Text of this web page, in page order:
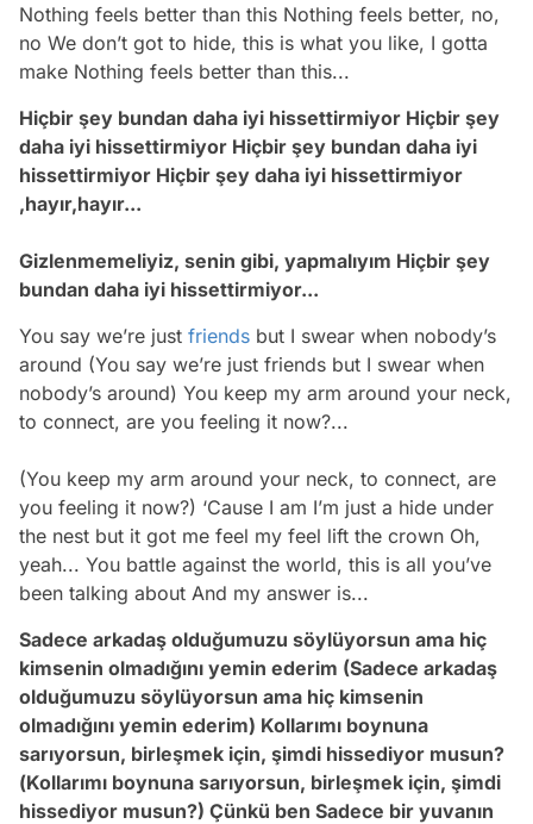
Nothing feels better than this Nothing feels better, no,
no We don’t got to hide, this is what you like, I gotta
make Nothing feels better than this...
Hiçbir şey bundan daha iyi hissettirmiyor Hiçbir şey
daha iyi hissettirmiyor Hiçbir şey bundan daha iyi
hissettirmiyor Hiçbir şey daha iyi hissettirmiyor
,hayır,hayır...
Gizlenmemeliyiz, senin gibi, yapmalıyım Hiçbir şey
bundan daha iyi hissettirmiyor...
You say we’re just friends but I swear when nobody’s
around (You say we’re just friends but I swear when
nobody’s around) You keep my arm around your neck,
to connect, are you feeling it now?...
(You keep my arm around your neck, to connect, are
you feeling it now?) ‘Cause I am I’m just a hide under
the nest but it got me feel my feel lift the crown Oh,
yeah... You battle against the world, this is all you’ve
been talking about And my answer is...
Sadece arkadaş olduğumuzu söylüyorsun ama hiç
kimsenin olmadığını yemin ederim (Sadece arkadaş
olduğumuzu söylüyorsun ama hiç kimsenin
olmadığını yemin ederim) Kollarımı boynuna
sarıyorsun, birleşmek için, şimdi hissediyor musun?
(Kollarımı boynuna sarıyorsun, birleşmek için, şimdi
hissediyor musun?) Çünkü ben Sadece bir yuvanın